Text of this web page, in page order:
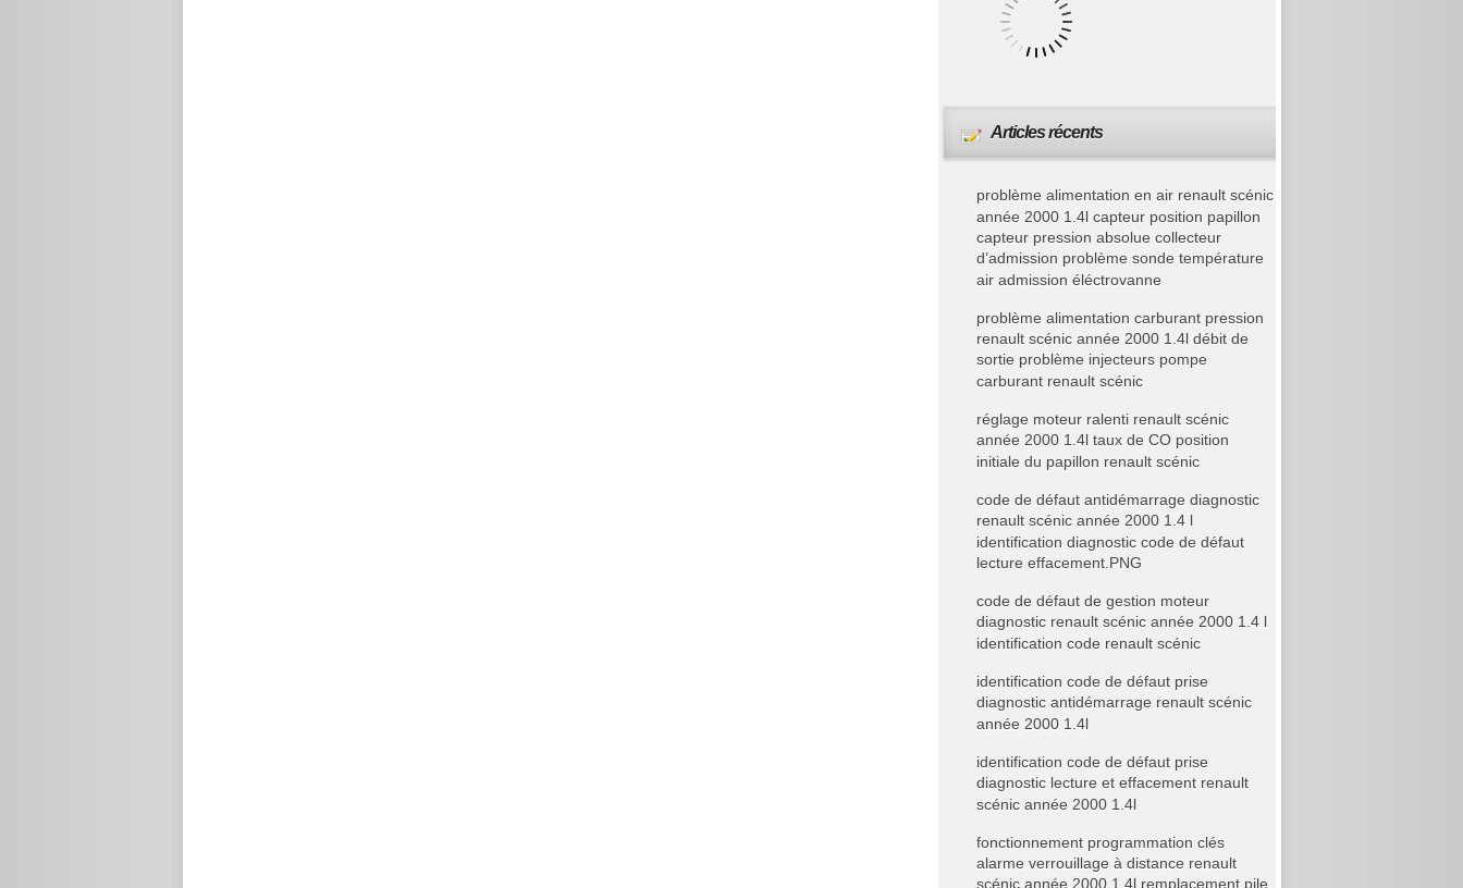
Articles récents
problème alimentation en air renault scénic
année 2000 1.4l capteur position papillon
capteur pression absolue collecteur
d’admission problème sonde température
air admission éléctrovanne
problème alimentation carburant pression
renault scénic année 2000 1.4l débit de
sortie problème injecteurs pompe
carburant renault scénic
réglage moteur ralenti renault scénic
année 2000 1.4l taux de CO position
initiale du papillon renault scénic
code de défaut antidémarrage diagnostic
renault scénic année 2000 1.4 l
identification diagnostic code de défaut
lecture effacement.PNG
code de défaut de gestion moteur
diagnostic renault scénic année 2000 1.4 l
identification code renault scénic
identification code de défaut prise
diagnostic antidémarrage renault scénic
année 2000 1.4l
identification code de défaut prise
diagnostic lecture et effacement renault
scénic année 2000 1.4l
fonctionnement programmation clés
alarme verrouillage à distance renault
scénic année 2000 1.4l remplacement pile